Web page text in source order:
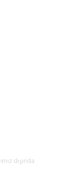
dışında